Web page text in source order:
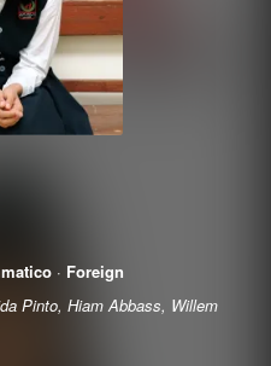
· Foreign
Pinto, Hiam Abbass, Willem